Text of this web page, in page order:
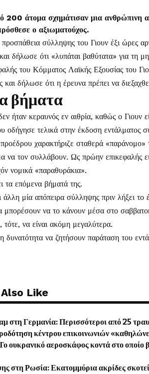
200 άτομα σχημάτισαν μια ανθρώπινη
ο αξιωματούχος.
σύλληψης του Γιουν έξι ώρες
δήλωσε ότι «λυπάται βαθύτατα» για τη
του Κόμματος Λαϊκής Εξουσίας του
και δήλωσε ότι η έρευνα πρέπει να
βήματα
ήταν κεραυνός εν αιθρία, καθώς ο Γιουν
οδήγησε τελικά στην έκδοση εντάλματος
χαρακτήριζε σταθερά «παράνομο»
να τον συλλάβουν. Ως πρώην επικεφαλής
νομικά «παραθυράκια».
τα επόμενα βήματά της.
άλλη μία απόπειρα σύλληψης πριν λήξει
μπορέσουν να το κάνουν μέσα στο
τότε, να είναι ακόμη μεγαλύτερα.
δυνατότητα να ζητήσουν παράταση του
Like
στη Γερμανία: Περισσότεροι από 25
κέντρου επικοινωνιών
αεροσκάφος κοντά στο οποίο
στη Ρωσία: Εκατομμύρια ακρίδες